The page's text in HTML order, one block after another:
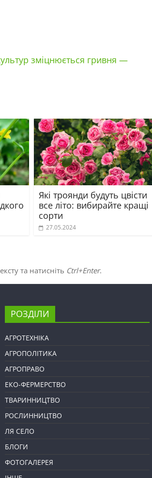
зміцнюється гривня —
Які троянди будуть цвісти
все літо: вибирайте кращі
сорти
27.05.2024
та натисніть Ctrl+Enter.
РОЗДІЛИ
АГРОТЕХНІКА
АГРОПОЛІТИКА
АГРОПРАВО
ЕКО-ФЕРМЕРСТВО
ТВАРИННИЦТВО
РОСЛИННИЦТВО
ЛЯ СЕЛО
БЛОГИ
ФОТОГАЛЕРЕЯ